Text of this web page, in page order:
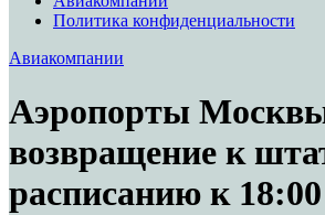
Политика конфиденциальности
Авиакомпании
Аэропорты
возвращение к
расписанию к 18:00